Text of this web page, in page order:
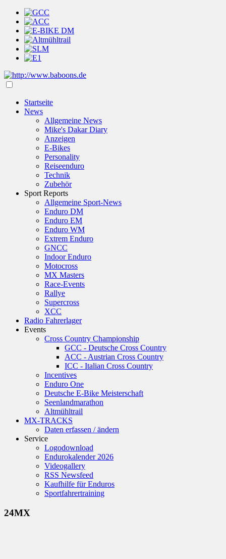
Startseite
News
Allgemeine News
Mike's Dakar Diary
Anzeigen
E-Bikes
Personality
Reiseenduro
Technik
Zubehör
Sport Reports
Allgemeine Sport-News
Enduro DM
Enduro EM
Enduro WM
Extrem Enduro
GNCC
Indoor Enduro
Motocross
MX Masters
Race-Events
Rallye
Supercross
XCC
Radio Fahrerlager
Events
Cross Country Championship
GCC - Deutsche Cross Country
ACC - Austrian Cross Country
ICC - Italian Cross Country
Incentives
Enduro One
Deutsche E-Bike Meisterschaft
Seenlandmarathon
Altmühltrail
MX-TRACKS
Daten erfassen / ändern
Service
Logodownload
Endurokalender 2026
Videogallery
RSS Newsfeed
Kaufhilfe für Enduros
Sportfahrertraining
24MX